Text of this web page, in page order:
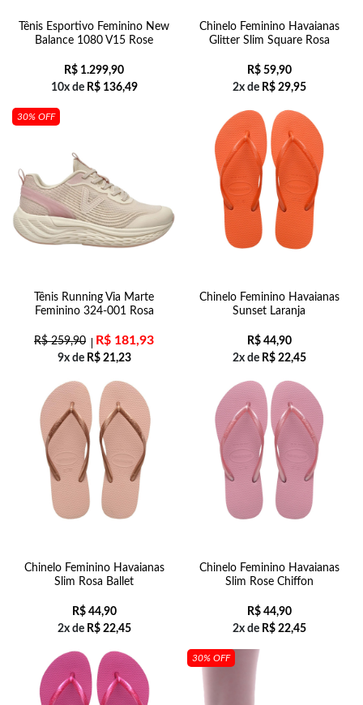
Tênis Esportivo Feminino New
Balance 1080 V15 Rose
R$ 1.299,90
10x de R$136,49
Chinelo Feminino Havaianas
Glitter Slim Square Rosa
R$59,90
2x de R$29,95
30% OFF
Tênis Running Via Marte
Feminino 324-001 Rosa
R$259,90 R$ 181,93
9x de R$21,23
Chinelo Feminino Havaianas
Sunset Laranja
R$44,90
2x de R$22,45
Chinelo Feminino Havaianas
Slim Rosa Ballet
R$44,90
2x de R$22,45
Chinelo Feminino Havaianas
Slim Rose Chiffon
R$44,90
2x de R$22,45
30% OFF